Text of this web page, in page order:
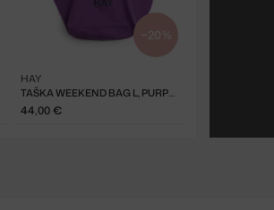
−20 %
TAŠKA WEEKEND BAG L, PURPLE
HAY
44,00 €